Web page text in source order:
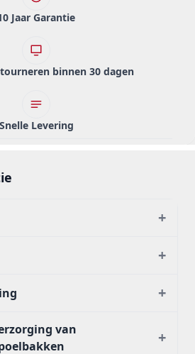
Jaar Garantie
binnen 30 dagen
Snelle Levering
+
+
+
van
+